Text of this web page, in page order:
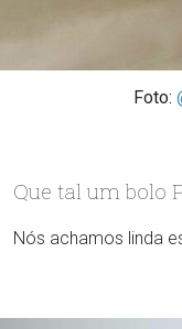
Foto:
Que tal um bolo
Nós achamos linda